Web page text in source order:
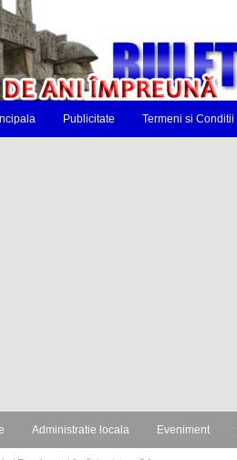
Publicitate Termeni si Conditii
Administratie locala Eveniment